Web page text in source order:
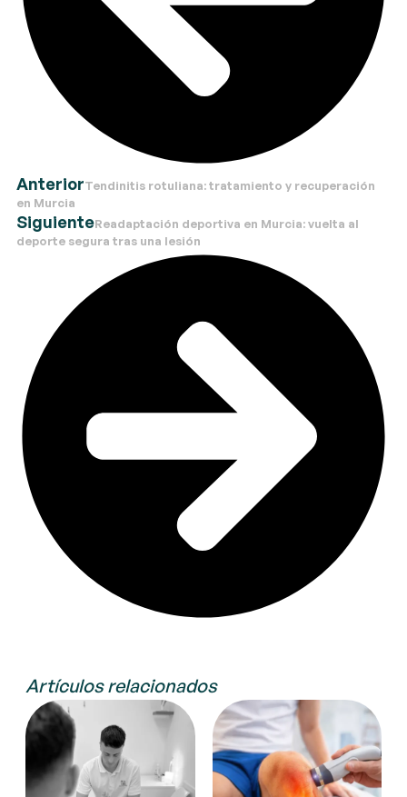
AnteriorTendinitis rotuliana: tratamiento y recuperación
en Murcia
SiguienteReadaptación deportiva en Murcia: vuelta al
deporte segura tras una lesión
Artículos relacionados